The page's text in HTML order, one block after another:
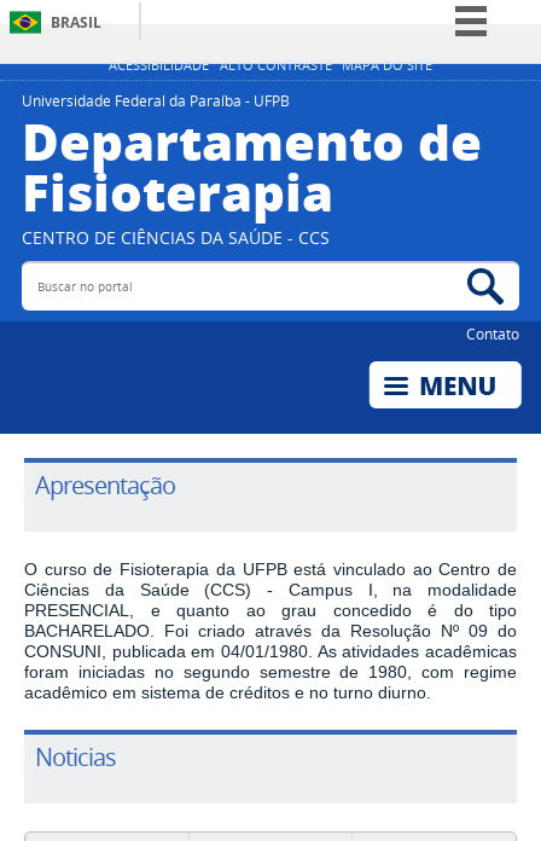
ACESSIBILIDADE ALTO CONTRASTE MAPA DO SITE
BRASIL
Simplifique!
Participe
Universidade Federal da Paraíba - UFPB
Departamento de
Fisioterapia
CENTRO DE CIÊNCIAS DA SAÚDE - CCS
Buscar no portal
Contato
Apresentação
O curso de Fisioterapia da UFPBestá vinculado ao Centro de
Ciências da Saúde (CCS) - Campus I, na modalidade
PRESENCIAL, e quanto ao grau concedido é do tipo
BACHARELADO. Foi criado através da Resolução Nº 09 do
CONSUNI, publicada em 04/01/1980. As atividades acadêmicas
foram iniciadas no segundo semestre de 1980, com regime
acadêmico em sistema de créditos e no turno diurno.
Noticias